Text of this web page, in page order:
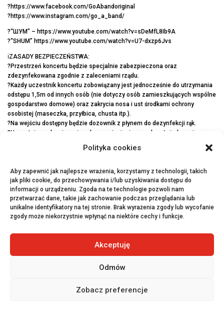
Polityka cookies
Aby zapewnić jak najlepsze wrażenia, korzystamy z technologii, takich
jak pliki cookie, do przechowywania i/lub uzyskiwania dostępu do
informacji o urządzeniu. Zgoda na te technologie pozwoli nam
przetwarzać dane, takie jak zachowanie podczas przeglądania lub
unikalne identyfikatory na tej stronie. Brak wyrażenia zgody lub wycofanie
zgody może niekorzystnie wpłynąć na niektóre cechy i funkcje.
Akceptuję
Odmów
Zobacz preferencje
?https://www.facebook.com/GoAbandoriginal
?https://www.instagram.com/go_a_band/
?“ШУМ” – https://www.youtube.com/watch?v=sDeMfL8Ib9A
?“SHUM” https://www.youtube.com/watch?v=U7-dxzp6Jvs
ℹ️ZASADY BEZPIECZEŃSTWA:
?Przestrzeń koncertu będzie specjalnie zabezpieczona oraz
zdezynfekowana zgodnie z zaleceniami rządu.
?Każdy uczestnik koncertu zobowiązany jest jednocześnie do utrzymania
odstępu 1,5m od innych osób (nie dotyczy osób zamieszkujących wspólne
gospodarstwo domowe) oraz zakrycia nosa i ust środkami ochrony
osobistej (maseczka, przyłbica, chusta itp.).
?Na wejściu dostępny będzie dozownik z płynem do dezynfekcji rąk.
?Uczestnicy zobowiązani są do przyniesienia ze sobą oświadczenia o
https://bit.ly/OŚWIADCZENIE_COVID-19
Wpadaj na Instagram ➡️ http://bit.ly/Nasz-instagram
Polub nasz profil ➡️ http://bit.ly/Nasz–Facebook